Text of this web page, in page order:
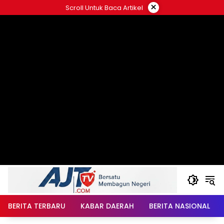
ke
Scroll Untuk Baca Artikel ×
BERITA TERBARU KABAR DAERAH BERITA NASIONAL